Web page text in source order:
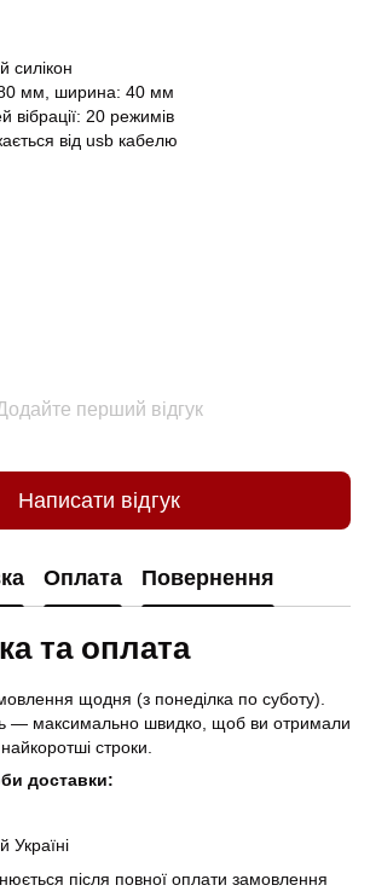
силікон
мм, ширина: 40 мм
вібрації: 20 режимів
від usb кабелю
перший відгук
Написати відгук
Оплата Повернення
та оплата
щодня (з понеділка по суботу).
— максимально швидко, щоб ви отримали
строки.
доставки:
Україні
після повної оплати замовлення